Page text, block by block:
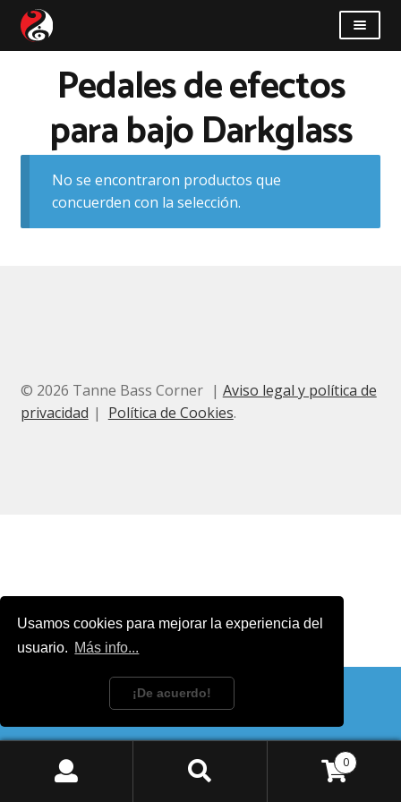
Usamos cookies para mejorar la experiencia del
usuario. Más info...
¡De acuerdo!
Saltar
a
la
navegación
Saltar
al
contenido
Novedades
Pedales de efectos
para bajo Darkglass
No se encontraron productos que
concuerden con la selección.
© 2026 Tanne Bass Corner
Aviso legal y política de
privacidad
Política de Cookies.
Buscar
0